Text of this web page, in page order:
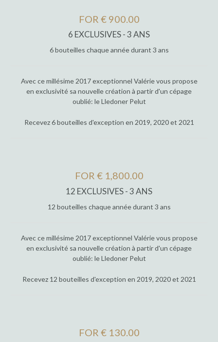
FOR € 900.00
6 EXCLUSIVES - 3 ANS
6 bouteilles chaque année durant 3 ans
Avec ce millésime 2017 exceptionnel Valérie vous propose
en exclusivité sa nouvelle création à partir d'un cépage
oublié: le Lledoner Pelut
Recevez 6 bouteilles d'exception en 2019, 2020 et 2021
FOR € 1,800.00
12 EXCLUSIVES - 3 ANS
12 bouteilles chaque année durant 3 ans
Avec ce millésime 2017 exceptionnel Valérie vous propose
en exclusivité sa nouvelle création à partir d'un cépage
oublié: le Lledoner Pelut
Recevez 12 bouteilles d'exception en 2019, 2020 et 2021
FOR € 130.00